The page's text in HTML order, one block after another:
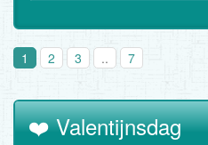
1 2 3 .. 7
❤️ Valentijnsdag